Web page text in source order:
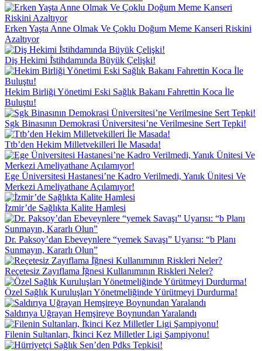
Erken Yaşta Anne Olmak Ve Çoklu Doğum Meme Kanseri Riskini
Azaltıyor
Diş Hekimi İ̇stihdamında Büyük Çelişki!
Hekim Birliği Yönetimi Eski Sağlık Bakanı Fahrettin Koca İle
Buluştu!
Sgk Binasının Demokrasi Üniversitesi’ne Verilmesine Sert Tepki!
Ttb’den Hekim Milletvekilleri İle Masada!
Ege Üniversitesi Hastanesi’ne Kadro Verilmedi, Yanık Ünitesi Ve
Merkezi Ameliyathane Açılamıyor!
İ̇zmir’de Sağlıkta Kalite Hamlesi
Dr. Paksoy’dan Ebeveynlere “yemek Savaşı” Uyarısı: “b Planı
Sunmayın, Kararlı Olun”
Reçetesiz Zayıflama İ̇ğnesi Kullanımının Riskleri Neler?
Özel Sağlık Kuruluşları Yönetmeliğinde Yürütmeyi Durdurma!
Saldırıya Uğrayan Hemşireye Boynundan Yaralandı
Filenin Sultanları, İ̇kinci Kez Milletler Ligi Şampiyonu!